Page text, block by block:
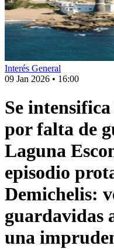
Interés General
09 Jan 2026 • 16:00
Se
por falta de
Laguna
episodio
Demichelis:
guardavidas
una